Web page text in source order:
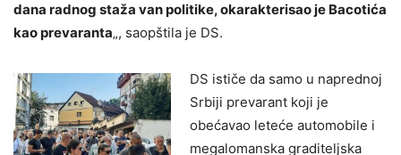
dana radnog staža van politike, okarakterisao je Bacotića
kao prevaranta„, saopštila je DS.
DS ističe da samo u naprednoj
Srbiji prevarant koji je
obećavao leteće automobile i
megalomanska graditeljska